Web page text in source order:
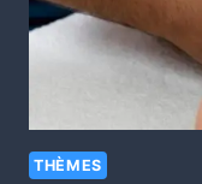
THÈMES